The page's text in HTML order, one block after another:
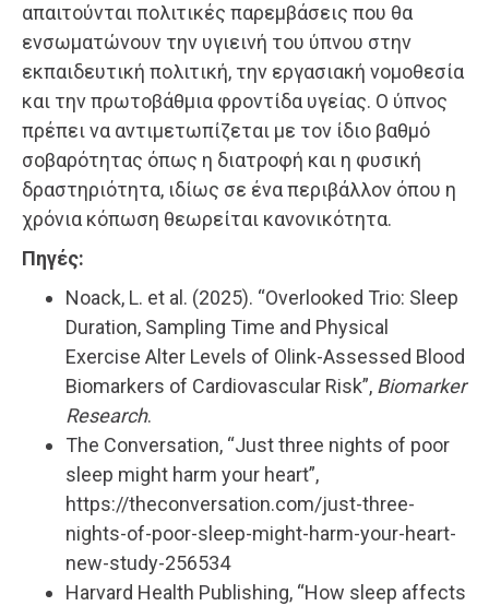
απαιτούνται πολιτικές παρεμβάσεις που θα
ενσωματώνουν την υγιεινή του ύπνου στην
εκπαιδευτική πολιτική, την εργασιακή νομοθεσία
και την πρωτοβάθμια φροντίδα υγείας. Ο ύπνος
πρέπει να αντιμετωπίζεται με τον ίδιο βαθμό
σοβαρότητας όπως η διατροφή και η φυσική
δραστηριότητα, ιδίως σε ένα περιβάλλον όπου η
χρόνια κόπωση θεωρείται κανονικότητα.
Πηγές:
Noack, L. et al. (2025). “Overlooked Trio: Sleep
Duration, Sampling Time and Physical
Exercise Alter Levels of Olink-Assessed Blood
Biomarkers of Cardiovascular Risk”, Biomarker
Research.
The Conversation, “Just three nights of poor
sleep might harm your heart”,
https://theconversation.com/just-three-
nights-of-poor-sleep-might-harm-your-heart-
new-study-256534
Harvard Health Publishing, “How sleep affects